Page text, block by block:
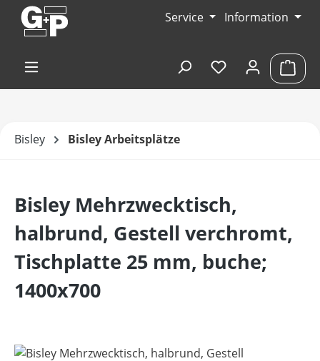
Zum Hauptinhalt springen Service Information
Du hast 0
Bisley Bisley Arbeitsplätze
Bisley Mehrzwecktisch,
halbrund, Gestell verchromt,
Tischplatte 25 mm, buche;
1400x700
Bildergalerie überspringen